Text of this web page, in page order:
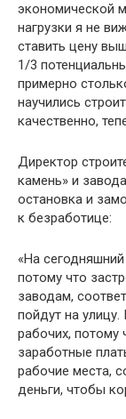
экономической
нагрузки я не
ставить цену
1/3
примерно
научились
качественно,
Директор
камень» и
остановка и
к безработице:
«На
потому что
заводам,
пойдут на
рабочих, потому
заработные
рабочие места,
деньги, чтобы